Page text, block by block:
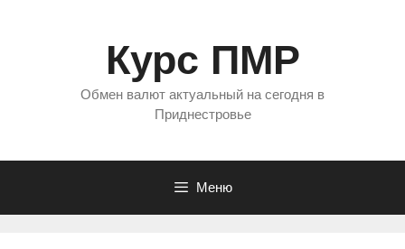
Курс ПМР
Обмен валют актуальный на сегодня в
Приднестровье
Меню